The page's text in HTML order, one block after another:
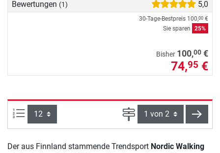
Bewertungen (1) 5,0
30-Tage-Bestpreis 100,00 €
Sie sparen
25%
Bisher 100,00 €
74,95 €
Artikel pro Seite: Seite
Der aus Finnland stammende Trendsport Nordic Walking